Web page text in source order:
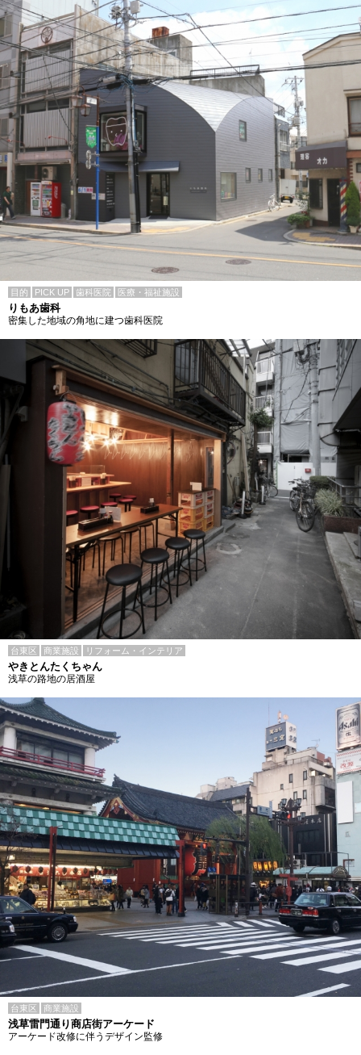
目的 PICK UP 歯科医院 医療・福祉施設
りもあ歯科
密集した地域の角地に建つ歯科医院
台東区 商業施設 リフォーム・インテリア
やきとんたくちゃん
浅草の路地の居酒屋
台東区 商業施設
浅草雷門通り商店街アーケード
アーケード改修に伴うデザイン監修